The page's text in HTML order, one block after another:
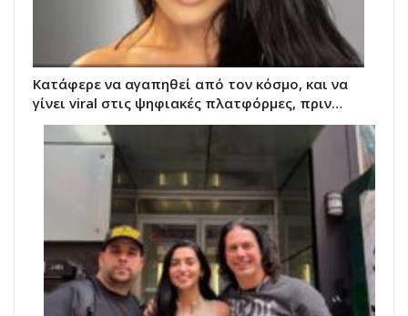
Κατάφερε να αγαπηθεί από τον κόσμο, και να
γίνει viral στις ψηφιακές πλατφόρμες, πριν…